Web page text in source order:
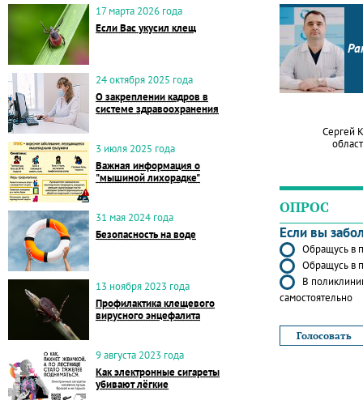
17 марта 2026 года
Если Вас укусил клещ
24 октября 2025 года
О закреплении кадров в
системе здравоохранения
3 июля 2025 года
Важная информация о
"мышиной лихорадке"
31 мая 2024 года
Безопасность на воде
13 ноября 2023 года
Профилактика клещевого
вирусного энцефалита
9 августа 2023 года
Как электронные сигареты
убивают лёгкие
Сергей
ОПРОС
Если вы
Обращусь в
Обращусь в
В
самостоятельно